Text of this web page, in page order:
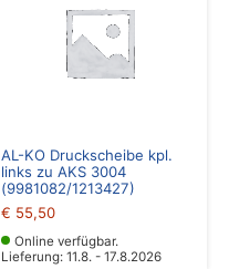
AL-KO Druckscheibe kpl.
links zu AKS 3004
(9981082/1213427)
€ 55,50
Online verfügbar.
Lieferung: 11.8. - 17.8.2026